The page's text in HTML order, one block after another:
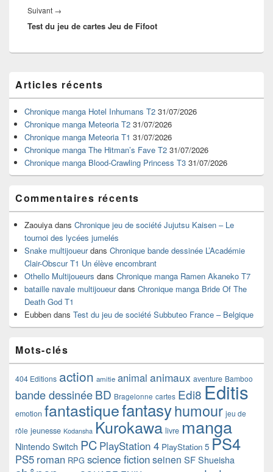
Suivant →
suivant :
Test du jeu de cartes Jeu de Fifoot
principale
de
widget
pour
barre
latérale
Articles récents
Chronique manga Hotel Inhumans T2 31/07/2026
Chronique manga Meteoria T2 31/07/2026
Chronique manga Meteoria T1 31/07/2026
Chronique manga The Hitman’s Fave T2 31/07/2026
Chronique manga Blood-Crawling Princess T3 31/07/2026
Commentaires récents
Zaouiya dans Chronique jeu de société Jujutsu Kaisen – Le
tournoi des lycées jumelés
Snake multijoueurdans Chronique bande dessinée L’Académie
Clair-Obscur T1 Un élève encombrant
Othello Multijoueurs dans Chronique manga Ramen Akaneko T7
bataille navale multijoueurdans Chronique manga Bride Of The
Death God T1
Eubben dans Test du jeu de société Subbuteo France – Belgique
Mots-clés
404 Editions action amitie animal animaux aventure Bamboo
bande dessinéeBD Bragelonne cartes Edi8 Editis
emotion fantastiquefantasyhumour jeu de
rôle jeunesse Kodansha Kurokawa livre manga
Nintendo Switch PC PlayStation 4 PlayStation 5 PS4
PS5 roman RPG science fictionseinen SF Shueisha